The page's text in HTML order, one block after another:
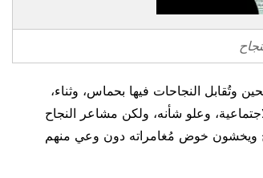
وتُقابل النجاحات فيها بحماس، وثناء،
وعلو شأنه، ولكن مشاعر النجاح
ويخشون خوض مُغامراته دون وعي منهم